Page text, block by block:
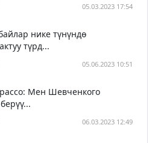
05.03.2023 17:54
нике түнүндө
түрд...
05.06.2023 10:51
Мен Шевченкого
06.03.2023 12:49